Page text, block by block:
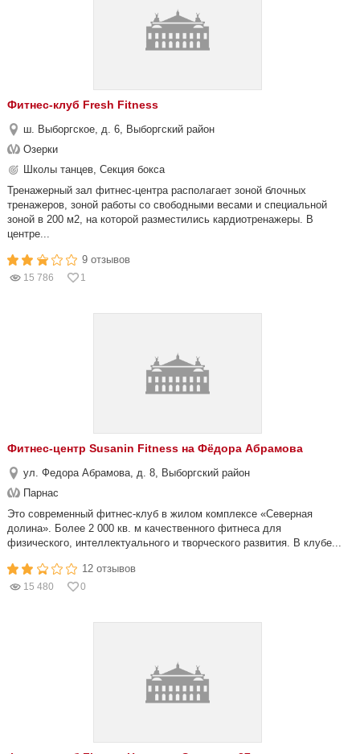
Фитнес-клуб Fresh Fitness
ш. Выборгское, д. 6, Выборгский район
Озерки
Школы танцев, Секция бокса
Тренажерный зал фитнес-центра располагает зоной блочных
тренажеров, зоной работы со свободными весами и специальной
зоной в 200 м2, на которой разместились кардиотренажеры. В
центре...
9 отзывов
15 786 1
Фитнес-центр Susanin Fitness на Фёдора Абрамова
ул. Федора Абрамова, д. 8, Выборгский район
Парнас
Это современный фитнес-клуб в жилом комплексе «Северная
долина». Более 2 000 кв. м качественного фитнеса для
физического, интеллектуального и творческого развития. В клубе...
12 отзывов
15 480 0